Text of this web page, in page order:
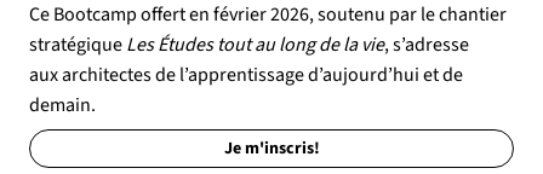
Ce Bootcamp offert en février 2026, soutenu par lechantier
stratégiqueLes Études tout au long de la vie, s’adresse
aux architectes de l’apprentissage d’aujourd’hui et de
demain.
Je m'inscris!